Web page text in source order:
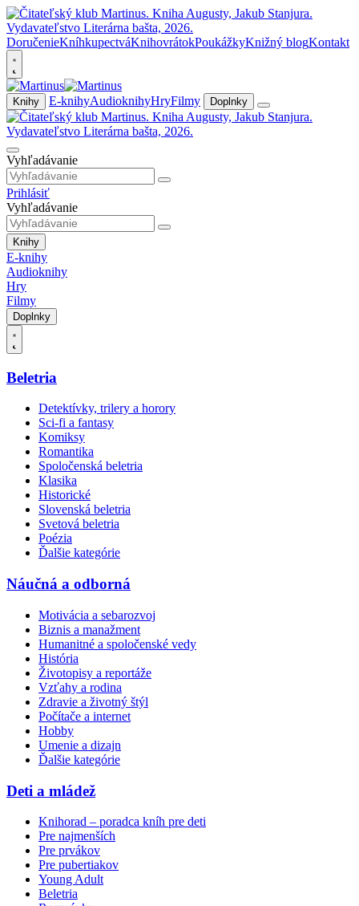
DoručenieKníhkupectváKnihovrátokPoukážkyKnižný blogKontakt
Knihy E-knihyAudioknihyHryFilmy Doplnky
Vyhľadávanie
Prihlásiť
Vyhľadávanie
Knihy
E-knihy
Audioknihy
Hry
Filmy
Doplnky
Beletria
Detektívky, trilery a horory
Sci-fi a fantasy
Komiksy
Romantika
Spoločenská beletria
Klasika
Historické
Slovenská beletria
Svetová beletria
Poézia
Ďalšie kategórie
Náučná a odborná
Motivácia a sebarozvoj
Biznis a manažment
Humanitné a spoločenské vedy
História
Životopisy a reportáže
Vzťahy a rodina
Zdravie a životný štýl
Počítače a internet
Hobby
Umenie a dizajn
Ďalšie kategórie
Deti a mládež
Knihorad – poradca kníh pre deti
Pre najmenších
Pre prvákov
Pre pubertiakov
Young Adult
Beletria